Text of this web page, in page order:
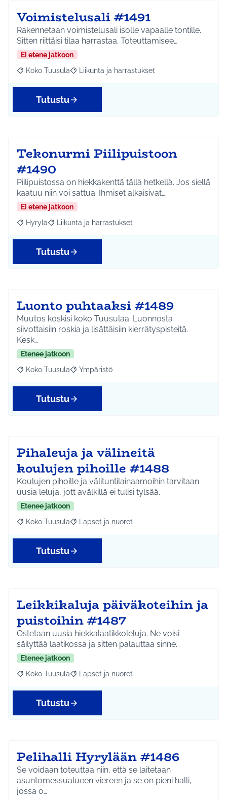
Voimistelusali #1491
Rakennetaan voimistelusali isolle vapaalle tontille.
Sitten riittäisi tilaa harrastaa. Toteuttamisee…
Ei etene jatkoon
Rajaa tulokset aihepiirin mukaan: Koko Tuusula
Koko Tuusula Rajaa tulokset teeman mukaan: Liikunta ja
Liikunta ja harrastukset
Tutustu
Tekonurmi Piilipuistoon
#1490
Piilipuistossa on hiekkakenttä tällä hetkellä. Jos siellä
kaatuu niin voi sattua. Ihmiset alkaisivat…
Ei etene jatkoon
Rajaa tulokset aihepiirin mukaan: Hyrylä
Hyrylä Rajaa tulokset teeman mukaan: Liikunta ja
Liikunta ja harrastukset
Tutustu
Luonto puhtaaksi #1489
Muutos koskisi koko Tuusulaa. Luonnosta
siivottaisiin roskia ja lisättäisiin kierrätyspisteitä.
Kesk…
Etenee jatkoon
Rajaa tulokset aihepiirin mukaan: Koko Tuusula
Koko Tuusula Rajaa tulokset teeman mukaan: Ympäristö
Ympäristö
Tutustu
Pihaleuja ja välineitä
koulujen pihoille #1488
Koulujen pihoille ja välituntilainaamoihin tarvitaan
uusia leluja, jott avälkillä ei tulisi tylsää.
Etenee jatkoon
Rajaa tulokset aihepiirin mukaan: Koko Tuusula
Koko Tuusula Rajaa tulokset teeman mukaan: Lapset ja
Lapset ja nuoret
Tutustu
Leikkikaluja päiväkoteihin ja
puistoihin #1487
Ostetaan uusia hiekkalaatikkoleluja. Ne voisi
säilyttää laatikossa ja sitten palauttaa sinne.
Etenee jatkoon
Rajaa tulokset aihepiirin mukaan: Koko Tuusula
Koko Tuusula Rajaa tulokset teeman mukaan: Lapset ja
Lapset ja nuoret
Tutustu
Pelihalli Hyrylään #1486
Se voidaan toteuttaa niin, että se laitetaan
asuntomessualueen viereen ja se on pieni halli,
jossa o…